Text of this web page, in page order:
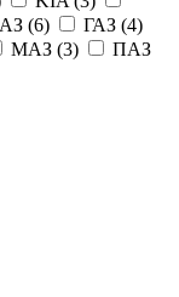
(6) ГАЗ (4)
МАЗ (3)
ПАЗ